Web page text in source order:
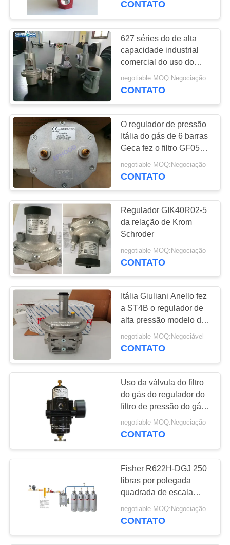
CONTATO
627 séries do de alta
capacidade industrial
comercial do uso do
regulador de pressão do
gás
negotiable MOQ:Negociação
CONTATO
O regulador de pressão
Itália do gás de 6 barras
Geca fez o filtro GF050-
TPIO do gás - PMax
negotiable MOQ:Negociação
CONTATO
Regulador GIK40R02-5
da relação de Krom
Schroder
negotiable MOQ:Negociação
CONTATO
Itália Giuliani Anello fez
a ST4B o regulador de
alta pressão modelo do
gás com válvula cortada
negotiable MOQ:Negociável
CONTATO
Uso da válvula do filtro
do gás do regulador do
filtro de pressão do gás
67CFR na válvula de
controle
negotiable MOQ:Negociação
CONTATO
Fisher R622H-DGJ 250
libras por polegada
quadrada de escala
opcional da mola do
regulador de pressão
negotiable MOQ:Negociação
CONTATO